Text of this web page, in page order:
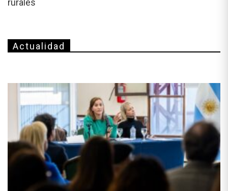
rurales
Actualidad